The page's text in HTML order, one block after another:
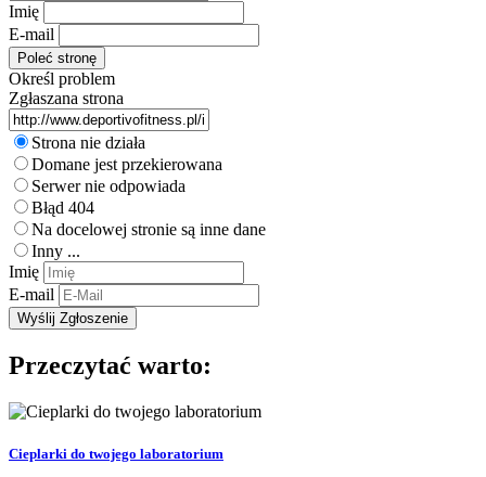
Imię
E-mail
Określ problem
Zgłaszana strona
Strona nie działa
Domane jest przekierowana
Serwer nie odpowiada
Błąd 404
Na docelowej stronie są inne dane
Inny ...
Imię
E-mail
Przeczytać warto:
Cieplarki do twojego laboratorium